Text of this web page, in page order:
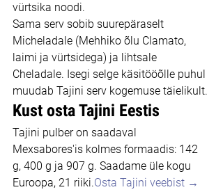
vürtsika noodi.
Sama serv sobib suurepäraselt
Micheladale (Mehhiko õlu Clamato,
laimi ja vürtsidega) ja lihtsale
Cheladale. Isegi selge käsitööõlle puhul
muudab Tajini serv kogemuse täielikult.
Kust osta Tajini Eestis
Tajini pulber on saadaval
Mexsabores'is kolmes formaadis: 142
g, 400 g ja 907 g. Saadame üle kogu
Euroopa, 21 riiki.Osta Tajini veebist →